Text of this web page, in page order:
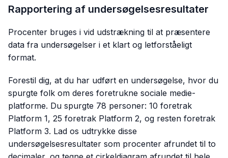
Rapportering af undersøgelsesresultater
Procenter bruges i vid udstrækning til at præsentere
data fra undersøgelser i et klart og letforståeligt
format.
Forestil dig, at du har udført en undersøgelse, hvor du
spurgte folk om deres foretrukne sociale medie-
platforme. Du spurgte 78 personer: 10 foretrak
Platform 1, 25 foretrak Platform 2, og resten foretrak
Platform 3. Lad os udtrykke disse
undersøgelsesresultater som procenter afrundet til to